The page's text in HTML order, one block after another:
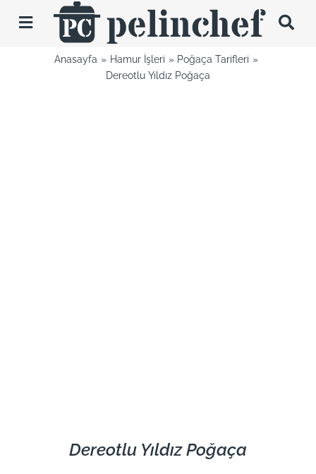
Toggle
Navigation
TariflerAnasayfa Hamur İşleri
Poğaça Tarifleri
Dereotlu Yıldız Poğaça
Dereotlu Yıldız Poğaça